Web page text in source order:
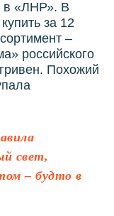
в «ЛНР». В
за 12
–
российского
Похожий
свет,
– будто в